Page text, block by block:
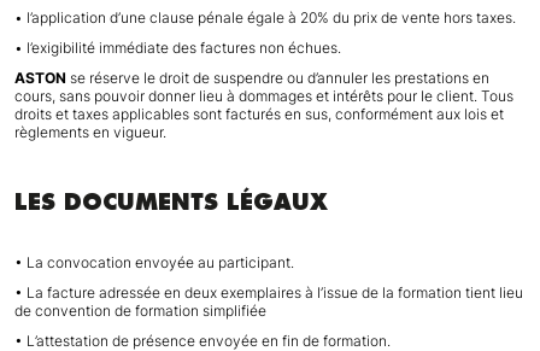
• l’application d’une clause pénale égale à 20% du prix de vente hors taxes.
• l’exigibilité immédiate des factures non échues.
ASTON se réserve le droit de suspendre ou d’annuler les prestations en
cours, sans pouvoir donner lieu à dommages et intérêts pour le client. Tous
droits et taxes applicables sont facturés en sus, conformément aux lois et
règlements en vigueur.
LES DOCUMENTS LÉGAUX
• La convocation envoyée au participant.
• La facture adressée en deux exemplaires à l’issue de la formation tient lieu
de convention de formation simplifiée
• L’attestation de présence envoyée en fin de formation.